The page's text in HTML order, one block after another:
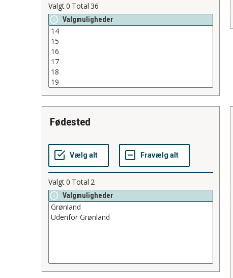
Valgt0 Total 36
Valgmuligheder
fødested
Valgt0 Total 2
Valgmuligheder